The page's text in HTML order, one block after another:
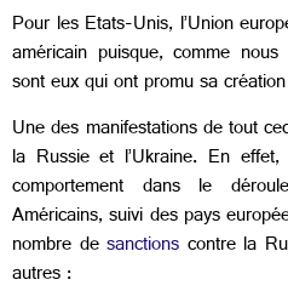
Pour les Etats-Unis, l’Union
américain puisque, comme
sont eux qui ont promu sa
Une des manifestations de tout
la Russie et l’Ukraine. En
comportement dans le
Américains, suivi des pays
nombre desanctions contre la
autres :